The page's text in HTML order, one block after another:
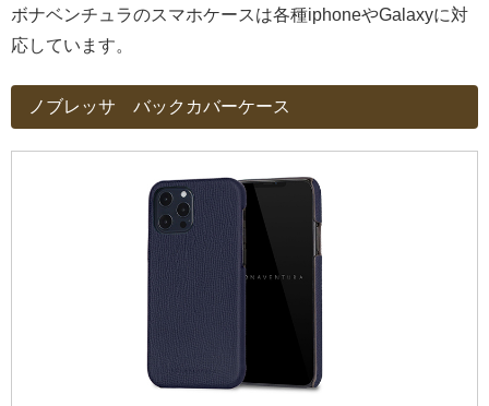
ボナベンチュラのスマホケースは各種iphoneやGalaxyに対
応しています。
ノブレッサ バックカバーケース